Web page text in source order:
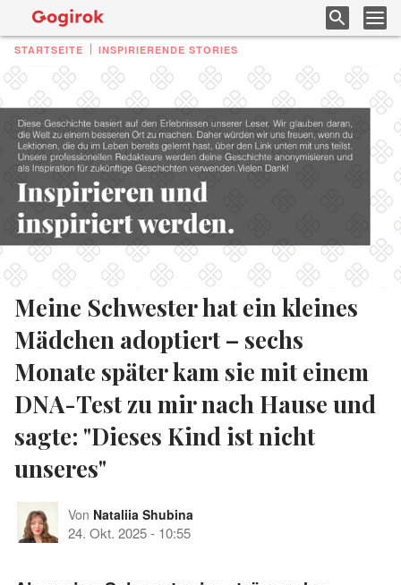
STARTSEITE INSPIRIERENDE STORIES
Meine Schwester hat ein kleines
Mädchen adoptiert – sechs
Monate später kam sie mit einem
DNA-Test zu mir nach Hause und
sagte: "Dieses Kind ist nicht
unseres"
Von Nataliia Shubina
24. Okt. 2025- 10:55